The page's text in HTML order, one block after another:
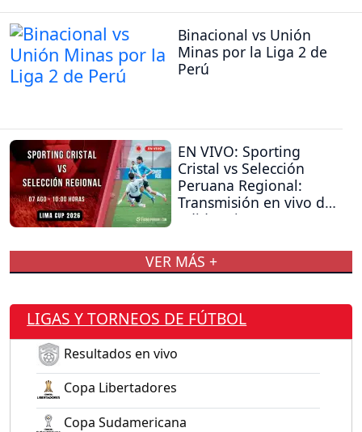
Binacional vs Unión
Minas por la Liga 2 de
Perú
EN VIVO: Sporting
Cristal vs Selección
Peruana Regional:
Transmisión en vivo del
Adidas Lima Cup
VER MÁS +
LIGAS Y TORNEOS DE FÚTBOL
Resultados en vivo
Copa Libertadores
Copa Sudamericana